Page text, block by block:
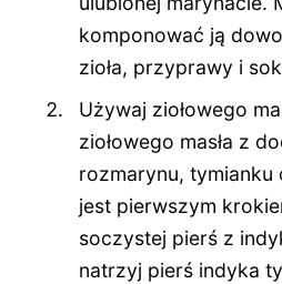
komponować ją
zioła, przyprawy i
Używaj ziołowego
ziołowego masła z
rozmarynu, tymianku
jest pierwszym
soczystej pierś z
natrzyj pierś indyka